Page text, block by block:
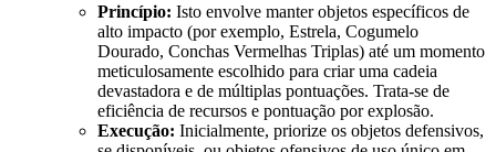
Princípio: Isto envolve manter objetos específicos de
alto impacto (por exemplo, Estrela, Cogumelo
Dourado, Conchas Vermelhas Triplas) até um momento
meticulosamente escolhido para criar uma cadeia
devastadora e de múltiplas pontuações. Trata-se de
eficiência de recursos e pontuação por explosão.
Execução: Inicialmente, priorize os objetos defensivos,